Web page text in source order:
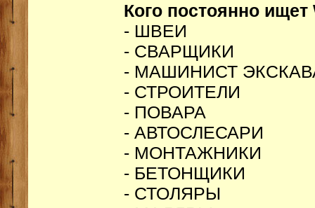
Кого постоянно
- ШВЕИ
- СВАРЩИКИ
- МАШИНИСТ
- СТРОИТЕЛИ
- ПОВАРА
- АВТОСЛЕСАРИ
- МОНТАЖНИКИ
- БЕТОНЩИКИ
- СТОЛЯРЫ